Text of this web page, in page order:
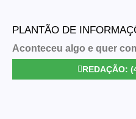
PLANTÃO DE
Aconteceu algo e quer
REDAÇÃO: